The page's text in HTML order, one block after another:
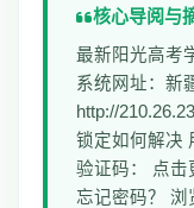
核心导阅与
最新阳光高考
系统网址：新
http://
锁定如何解决
验证码： 点击
忘记密码？ 浏